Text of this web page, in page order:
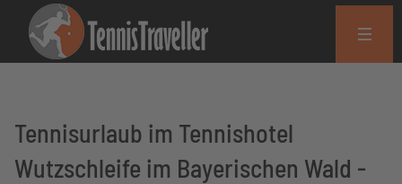
Tennisurlaub im Tennishotel
Wutzschleife im Bayerischen Wald -